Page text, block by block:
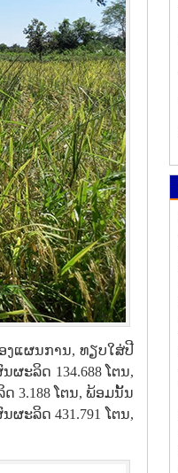
ງແຜນການ, ທຽບໃສ່ປີ
ຜະລິດ 134.688 ໂຕນ,
3.188 ໂຕນ, ພ້ອມນັ້ນ
ຜະລິດ 431.791 ໂຕນ,